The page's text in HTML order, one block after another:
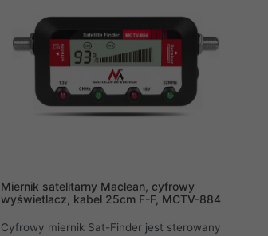
Miernik satelitarny Maclean, cyfrowy
wyświetlacz, kabel 25cm F-F, MCTV-884
Cyfrowy miernik Sat-Finder jest sterowany